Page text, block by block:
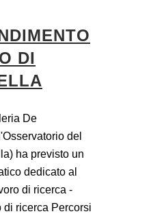
DI
De
del
ha previsto un
dedicato al
di ricerca -
di ricerca Percorsi